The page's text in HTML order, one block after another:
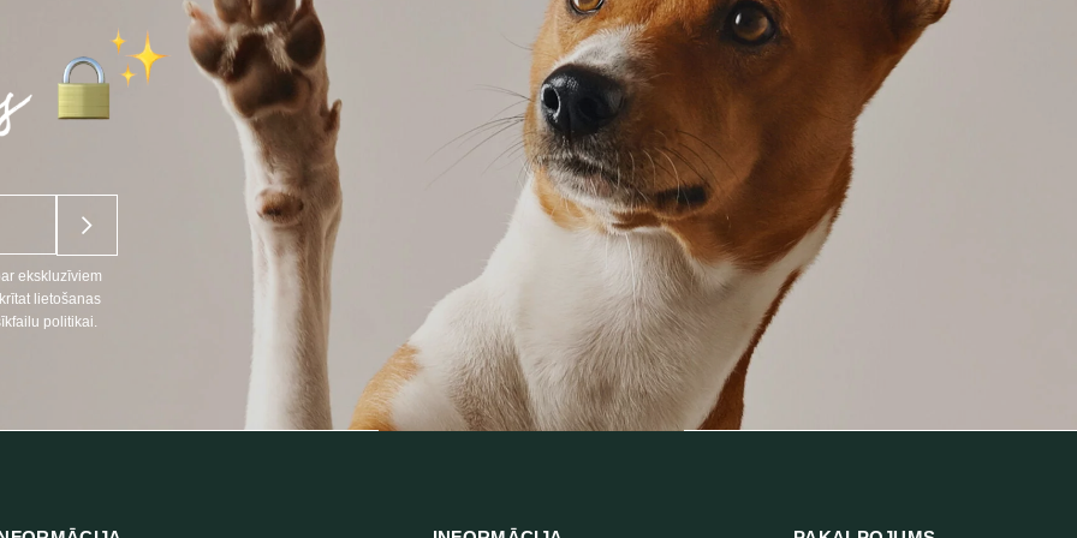
ekskluzīviem
lietošanas
politikai.